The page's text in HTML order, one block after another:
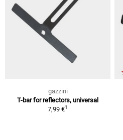
gazzini
T-bar for reflectors, universal
7,99 €1